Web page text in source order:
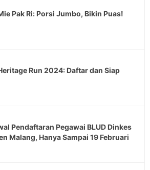
Pak Ri: Porsi Jumbo, Bikin Puas!
Run 2024: Daftar dan Siap
Pendaftaran Pegawai BLUD Dinkes
Malang, Hanya Sampai 19 Februari